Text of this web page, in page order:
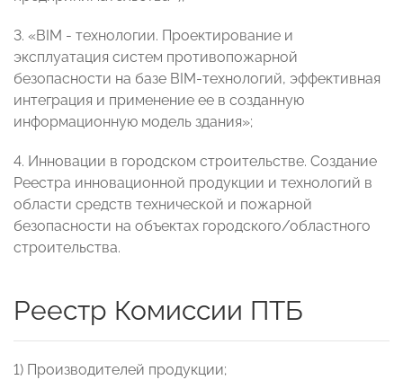
3. «BIM - технологии. Проектирование и
эксплуатация систем противопожарной
безопасности на базе BIM-технологий, эффективная
интеграция и применение ее в созданную
информационную модель здания»;
4. Инновации в городском строительстве. Создание
Реестра инновационной продукции и технологий в
области средств технической и пожарной
безопасности на объектах городского/областного
строительства.
Реестр Комиссии ПТБ
1) Производителей продукции;